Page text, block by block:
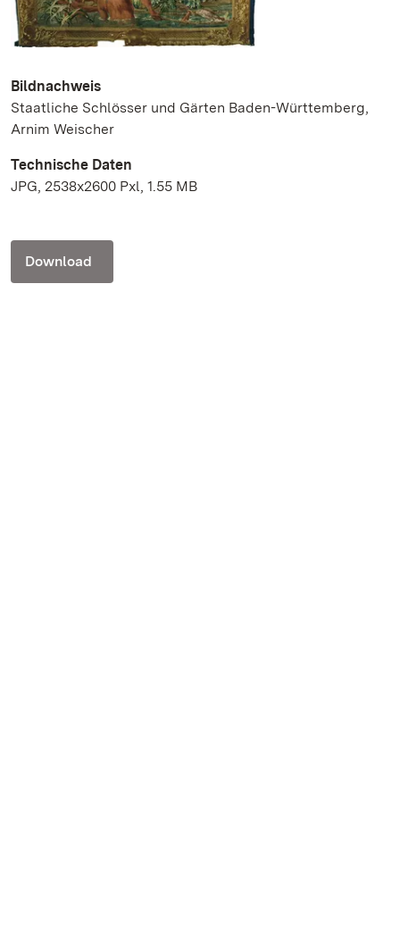
Bildnachweis
Staatliche Schlösser und Gärten Baden-Württemberg,
Arnim Weischer
Technische Daten
JPG, 2538x2600 Pxl, 1.55 MB
Download